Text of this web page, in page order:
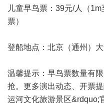
儿童早鸟票：39元/人（
票）
登船地点：北京（通州）
温馨提示：早鸟票数量有
抢。更多演出动态、开票
运河文化旅游景区&rdquo;